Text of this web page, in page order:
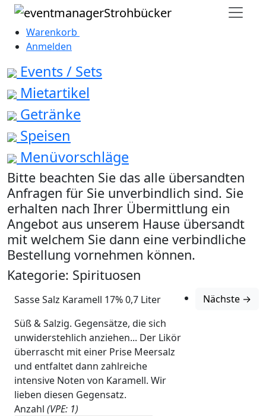
Warenkorb
Anmelden
Events / Sets
Mietartikel
Getränke
Speisen
Menüvorschläge
Bitte beachten Sie das alle übersandten
Anfragen für Sie unverbindlich sind. Sie
erhalten nach Ihrer Übermittlung ein
Angebot aus unserem Hause übersandt
mit welchem Sie dann eine verbindliche
Bestellung vornehmen können.
Kategorie: Spirituosen
Nächste →
Sasse Salz Karamell 17% 0,7 Liter
Süß & Salzig. Gegensätze, die sich
unwiderstehlich anziehen... Der Likör
überrascht mit einer Prise Meersalz
und entfaltet dann zahlreiche
intensive Noten von Karamell. Wir
lieben diesen Gegensatz.
Anzahl (VPE: 1)